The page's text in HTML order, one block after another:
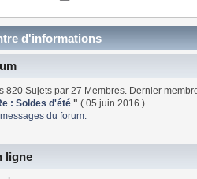
d'informations
820 Sujets par 27 Membres. Dernier
: Soldes d'été" ( 05 juin 2016 )
du forum.
ligne